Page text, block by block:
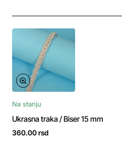
Na stanju
Ukrasna traka / Biser 15 mm
360.00 rsd